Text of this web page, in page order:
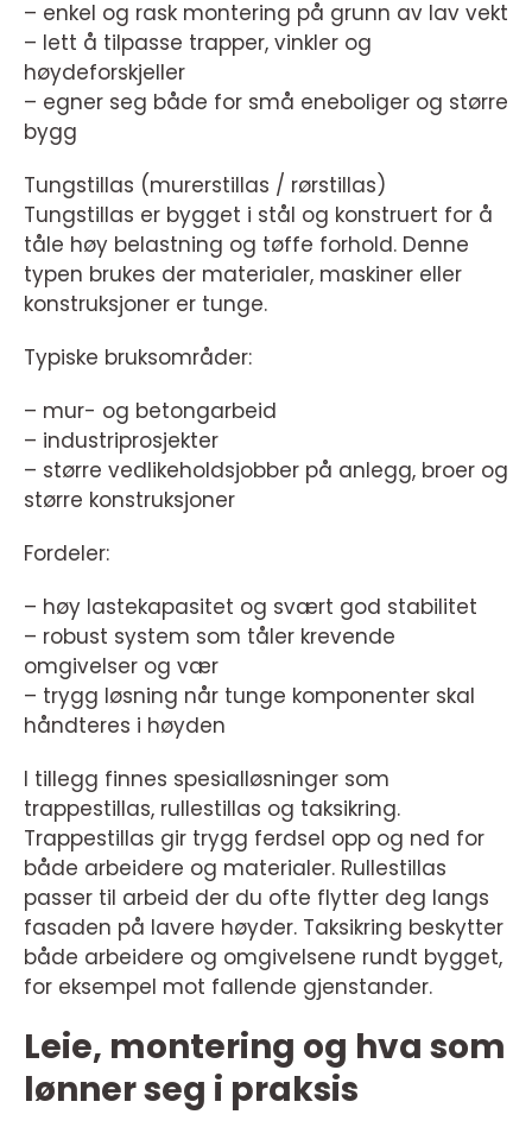
– enkel og rask montering på grunn av lav vekt
– lett å tilpasse trapper, vinkler og
høydeforskjeller
– egner seg både for små eneboliger og større
bygg
Tungstillas (murerstillas / rørstillas)
Tungstillas er bygget i stål og konstruert for å
tåle høy belastning og tøffe forhold. Denne
typen brukes der materialer, maskiner eller
konstruksjoner er tunge.
Typiske bruksområder:
– mur- og betongarbeid
– industriprosjekter
– større vedlikeholdsjobber på anlegg, broer og
større konstruksjoner
Fordeler:
– høy lastekapasitet og svært god stabilitet
– robust system som tåler krevende
omgivelser og vær
– trygg løsning når tunge komponenter skal
håndteres i høyden
I tillegg finnes spesialløsninger som
trappestillas, rullestillas og taksikring.
Trappestillas gir trygg ferdsel opp og ned for
både arbeidere og materialer. Rullestillas
passer til arbeid der du ofte flytter deg langs
fasaden på lavere høyder. Taksikring beskytter
både arbeidere og omgivelsene rundt bygget,
for eksempel mot fallende gjenstander.
Leie, montering og hva som
lønner seg i praksis